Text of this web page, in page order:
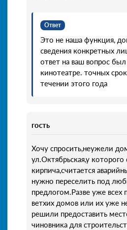
Ответ
Это не наша функция,
сведения конкретных
ответ на ваш вопрос был
кинотеатре. точных
течении этого года
гость
Хочу спросить,неужели
ул.Октябрьская,у
кирпича,считается
нужно переселить под
предлогом.Разве уже всех
ветхих домов или их уже
решили предоставить
чиновника для